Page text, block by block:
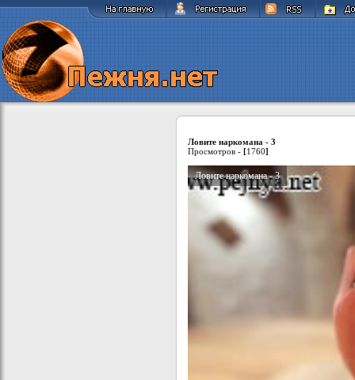
Ловите наркомана - 3
Просмотров - [1760]
Ловите наркомана - 3